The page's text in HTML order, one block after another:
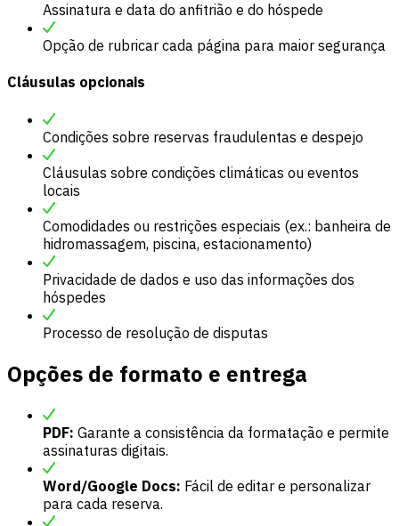
Assinatura e data do anfitrião e do hóspede
Opção de rubricar cada página para maior segurança
Cláusulas opcionais
Condições sobre reservas fraudulentas e despejo
Cláusulas sobre condições climáticas ou eventos
locais
Comodidades ou restrições especiais (ex.: banheira de
hidromassagem, piscina, estacionamento)
Privacidade de dados e uso das informações dos
hóspedes
Processo de resolução de disputas
Opções de formato e entrega
PDF: Garante a consistência da formatação e permite
assinaturas digitais.
Word/Google Docs: Fácil de editar e personalizar
para cada reserva.